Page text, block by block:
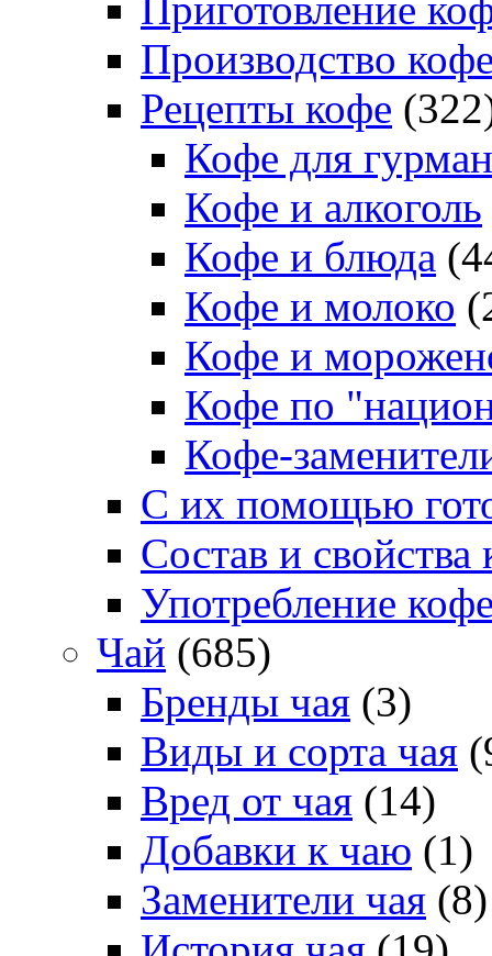
Производство
Рецепты кофе
Кофе для
Кофе и алкоголь
Кофе и блюда
Кофе и молоко
Кофе и
Кофе по
Кофе-
С их помощью
Состав и свойства
Употребление
Чай (685)
Бренды чая (3)
Виды и сорта чая
Вред от чая (14)
Добавки к чаю (1)
Заменители чая (8)